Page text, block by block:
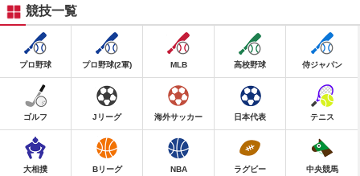
競技一覧
プロ野球 プロ野球(2軍) MLB 高校野球 侍ジャパン
ゴルフ Jリーグ 海外サッカー 日本代表 テニス
大相撲 Bリーグ NBA ラグビー 中央競馬